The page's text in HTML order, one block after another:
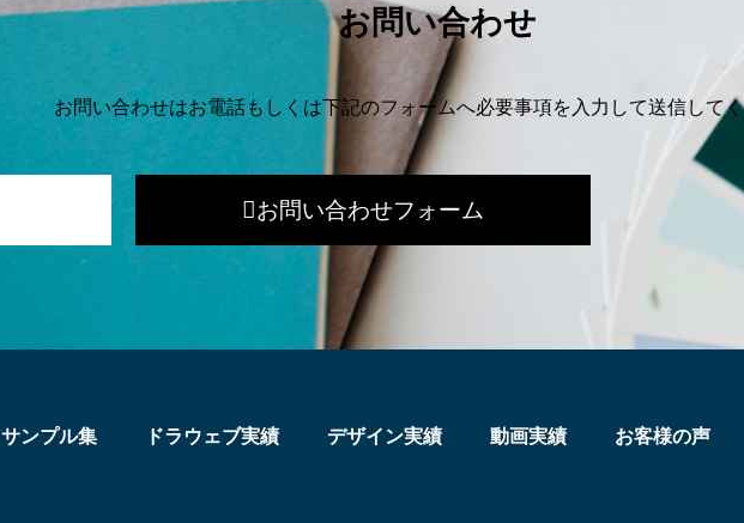
お問い合わせ
お問い合わせはお電話もしくは下記のフォームへ必要事項を入力して送信してく
お問い合わせフォーム
サンプル集 ドラウェブ実績 デザイン実績 動画実績 お客様の声